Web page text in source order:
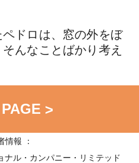
ドロは、窓の外をぼ
んなことばかり考え
>
情報 ：
ル・カンパニー・リミテッド